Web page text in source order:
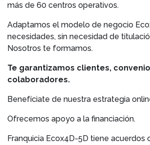
más de 60 centros operativos.
Adaptamos el modelo de negocio
necesidades, sin necesidad de
Nosotros te formamos.
Te garantizamos clientes,
colaboradores.
Benefíciate de nuestra estrategia
Ofrecemos apoyo a la financiación.
Franquicia Ecox4D-5D tiene acuerdos